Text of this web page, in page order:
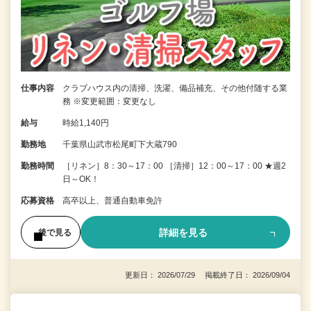
仕事内容
クラブハウス内の清掃、洗濯、備品補充、その他付随する業
務 ※変更範囲：変更なし
給与 時給1,140円
勤務地 千葉県山武市松尾町下大蔵790
勤務時間
［リネン］8：30～17：00 ［清掃］12：00～17：00 ★週2
日～OK！
応募資格 高卒以上、普通自動車免許
後で見る 詳細を見る
更新日： 2026/07/29 掲載終了日： 2026/09/04